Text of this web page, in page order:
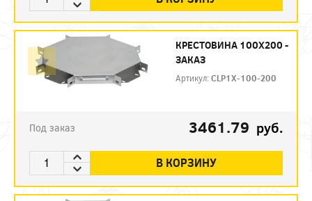
КРЕСТОВИНА 100Х200 -
ЗАКАЗ
Артикул:CLP1X-100-200
Под заказ 3461.79 руб.
В КОРЗИНУ